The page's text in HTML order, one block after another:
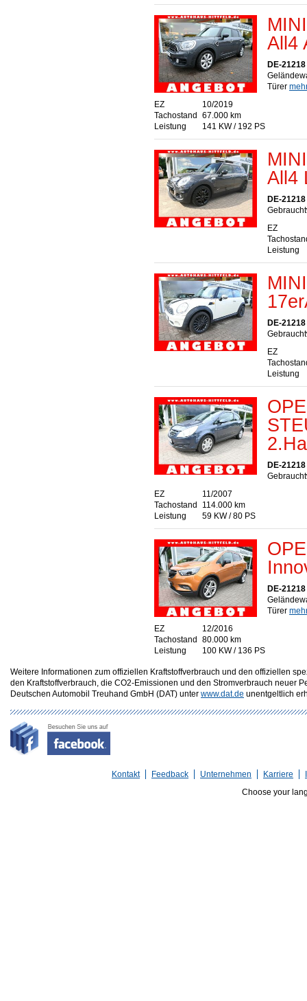
All4
DE-
Türer
EZ
10/2019
Tachostand
67.000 km
Leistung
141 KW / 192 PS
All4
DE-
EZ
Leistung
DE-
EZ
Leistung
DE-
EZ
11/2007
Tachostand
114.000 km
Leistung
59 KW / 80 PS
DE-
Türer
EZ
12/2016
Tachostand
80.000 km
Leistung
100 KW / 136 PS
Weitere Informationen zum offiziellen Kraftstoffverbrauch und den offiziellen
den Kraftstoffverbrauch, die CO2-Emissionen und den Stromverbrauch neuer
Deutschen Automobil Treuhand GmbH (DAT) unter www.dat.de unentgeltlich
Kontakt Feedback Unternehmen Karriere
Choose your